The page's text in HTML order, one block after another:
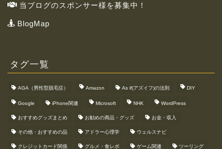
当ブログのスポンサー様を募集中！
BlogMap
タグ一覧
AGA（男性型脱毛症） Amazon As if(アズイフ)の法則 DIY
Google iPhone関連 Microsoft NHK WordPress
おすすめグッズまとめ お勧めの商品・グッズ お金・収入
その他・おすすめの品 アドラー心理学 ウェルスナビ
クレジットカード関係 グルメ・食レポ ゲーム関連 ツーリング